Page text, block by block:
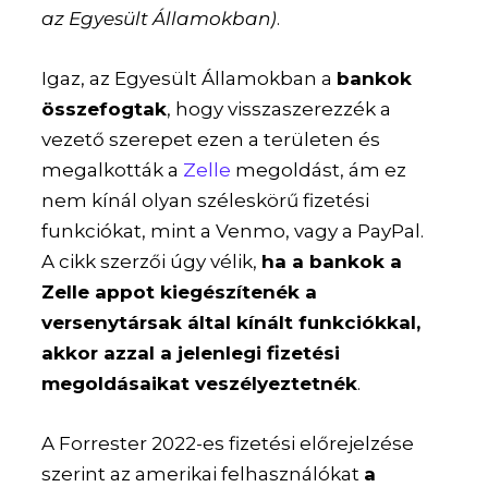
az Egyesült Államokban).
Igaz, az Egyesült Államokban a bankok
összefogtak, hogy visszaszerezzék a
vezető szerepet ezen a területen és
megalkották a Zelle megoldást, ám ez
nem kínál olyan széleskörű fizetési
funkciókat, mint a Venmo, vagy a PayPal.
A cikk szerzői úgy vélik, ha a bankok a
Zelle appot kiegészítenék a
versenytársak által kínált funkciókkal,
akkor azzal a jelenlegi fizetési
megoldásaikat veszélyeztetnék.
A Forrester 2022-es fizetési előrejelzése
szerint az amerikai felhasználókat a